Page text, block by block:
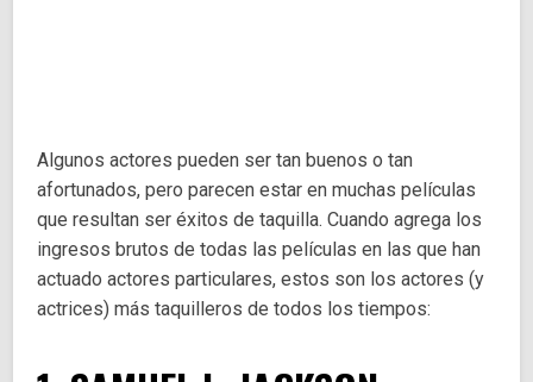
Algunos actores pueden ser tan buenos o tan
afortunados, pero parecen estar en muchas películas
que resultan ser éxitos de taquilla. Cuando agrega los
ingresos brutos de todas las películas en las que han
actuado actores particulares, estos son los actores (y
actrices) más taquilleros de todos los tiempos: